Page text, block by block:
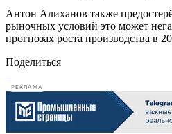
Антон Алиханов также
рыночных условий это может
прогнозах роста производства в
Поделиться
РЕКЛАМА